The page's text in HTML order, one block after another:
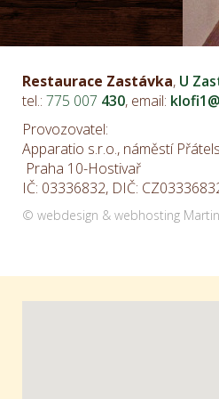
Restaurace Zastávka, U
tel.: 775 007 430, email:
Provozovatel:
Apparatio s.r.o., náměstí
Praha 10-Hostivař
IČ: 03336832, DIČ:
© webdesign & webhosting